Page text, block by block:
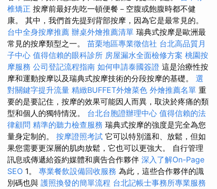
椎矯正 按摩前最好先吃一頓便餐－空腹或飽腹時都不健
康。 其中，我們首先提到背部按摩，因為它是最常見的。
台中全身按摩推薦 辦桌外燴推薦清單 瑞典式按摩是歐洲最
常見的按摩類型之一。 苗栗地區專業徵信社 台北高品質月
子中心 值得信賴的眼科診所 房屋漏水全面檢修方案 桃園按
摩服務 公司登記流程指南 如何申請泰國簽證 這是治療性按
摩和運動按摩以及瑞典式按摩技術的分段按摩的基礎。 選
對關鍵字提升流量 精緻BUFFET外燴菜色 外燴推薦名單 重
要的是要記住，按摩的效果可能因人而異，取決於疼痛的類
型和個人的獨特情況。 台北台胞證辦理中心 值得信賴的法
律顧問 精準的聽力檢查服務 瑞典式按摩的強度是完全為您
量身定制的。 按摩證照考試 它可以特別溫和、放鬆，但如
果您需要更深層的肌肉放鬆，它也可以更強大。 自行管理
訊息或傳遞給簽約媒體和廣告合作夥伴 深入了解On-Page
SEO 1。 專業餐飲設備回收服務 為此，這些合作夥伴的識
別碼也與 護照換發的簡單流程 台北記帳士事務所專業服務